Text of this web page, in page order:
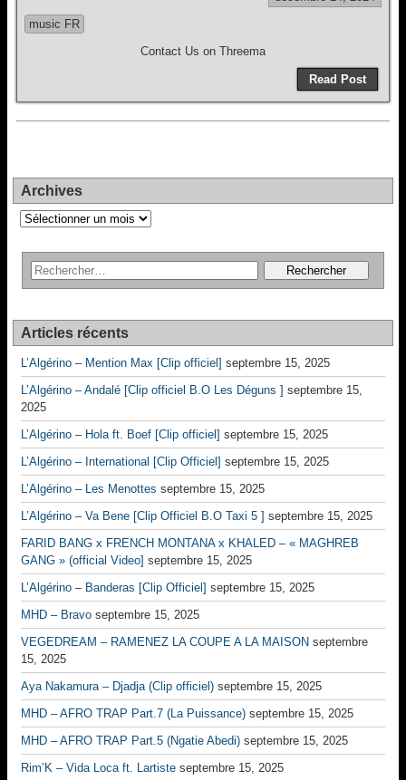
music FR
Contact Us on Threema
Read Post
Archives
Archives
Articles récents
L’Algérino – Mention Max [Clip officiel] septembre 15, 2025
L’Algérino – Andalé [Clip officiel B.O Les Déguns ] septembre 15,
2025
L’Algérino – Hola ft. Boef [Clip officiel] septembre 15, 2025
L’Algérino – International [Clip Officiel] septembre 15, 2025
L’Algérino – Les Menottes septembre 15, 2025
L’Algérino – Va Bene [Clip Officiel B.O Taxi 5 ] septembre 15, 2025
FARID BANG x FRENCH MONTANA x KHALED – « MAGHREB
GANG » (official Video] septembre 15, 2025
L’Algérino – Banderas [Clip Officiel] septembre 15, 2025
MHD – Bravo septembre 15, 2025
VEGEDREAM – RAMENEZ LA COUPE A LA MAISON septembre
15, 2025
Aya Nakamura – Djadja (Clip officiel) septembre 15, 2025
MHD – AFRO TRAP Part.7 (La Puissance) septembre 15, 2025
MHD – AFRO TRAP Part.5 (Ngatie Abedi) septembre 15, 2025
Rim’K – Vida Loca ft. Lartiste septembre 15, 2025